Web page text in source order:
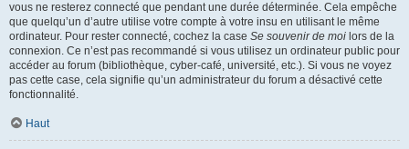
vous ne resterez connecté que pendant une durée déterminée. Cela empêche
que quelqu’un d’autre utilise votre compte à votre insu en utilisant le même
ordinateur. Pour rester connecté, cochez la case Se souvenir de moi lors de la
connexion. Ce n’est pas recommandé si vous utilisez un ordinateur public pour
accéder au forum (bibliothèque, cyber-café, université, etc.). Si vous ne voyez
pas cette case, cela signifie qu’un administrateur du forum a désactivé cette
fonctionnalité.
Haut